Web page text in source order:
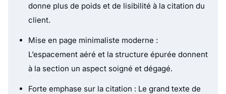
donne plus de poids et de lisibilité à la citation du
client.
Mise en page minimaliste moderne :
L’espacement aéré et la structure épurée donnent
à la section un aspect soigné et dégagé.
Forte emphase sur la citation : Le grand texte de